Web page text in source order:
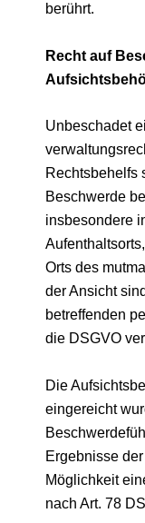
berührt.
Recht auf
Unbeschadet
Rechtsbehelfs
Beschwerde
insbesondere
Orts des
der Ansicht
betreffenden
die DSGVO
Die
eingereicht
Ergebnisse
Möglichkeit
nach Art. 78